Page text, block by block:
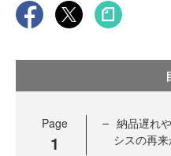
Page
1
納品遅れ
シスの再